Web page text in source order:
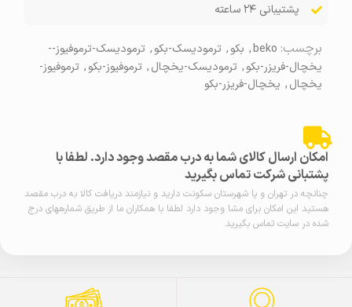
پشتیبانی ۲۴ ساعته
برچسب: beko
, بکو, ترمودیسک-بکو, ترمودیسک-ترموفیوز--
یخچال-فریزر-بکو, ترمودیسک-یخچال, ترموفیوز-بکو, ترموفیوز-
یخچال, یخچال-فریزر-بکو
امکان ارسال کالای شما به درب مقصد وجود دارد. لطفا با
پشتبانی شرکت تماس بگیرید
چنانچه در تهران و یا شهرستان سکونت دارید و نیازمند دریافت کالا به درب مقصد
هستید این امکان برای مشا وجود دارد لطفا با همکاران ما از طریق شمارههای درج
شده در سایت تماس بگیرید.